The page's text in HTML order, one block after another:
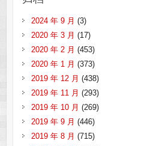
2024 年 9 月 (3)
2020 年 3 月 (17)
2020 年 2 月 (453)
2020 年 1 月 (373)
2019 年 12 月 (438)
2019 年 11 月 (293)
2019 年 10 月 (269)
2019 年 9 月 (446)
2019 年 8 月 (715)